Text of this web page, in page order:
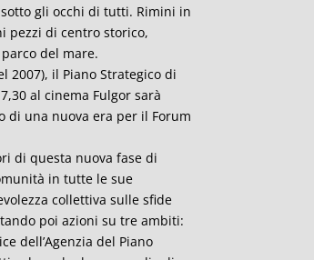
gli occhi di tutti. Rimini in
pezzi di centro storico,
del mare.
2007), il Piano Strategico di
al cinema Fulgor sarà
di una nuova era per il Forum
di questa nuova fase di
in tutte le sue
collettiva sulle sfide
poi azioni su tre ambiti:
dell’Agenzia del Piano